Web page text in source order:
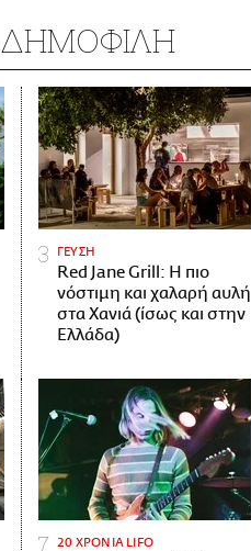
ΔΗΜΟΦΙΛΗ
ΓΕΥΣΗ
Red Jane Grill: Η πιο
νόστιμη και χαλαρή αυλή
στα Χανιά (ίσως και στην
Ελλάδα)
20 ΧΡΟΝΙΑ LIFO